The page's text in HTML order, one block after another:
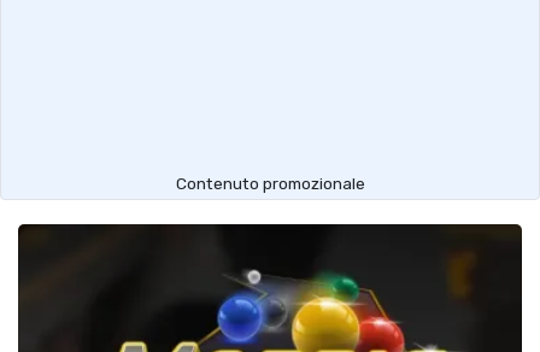
Contenuto promozionale